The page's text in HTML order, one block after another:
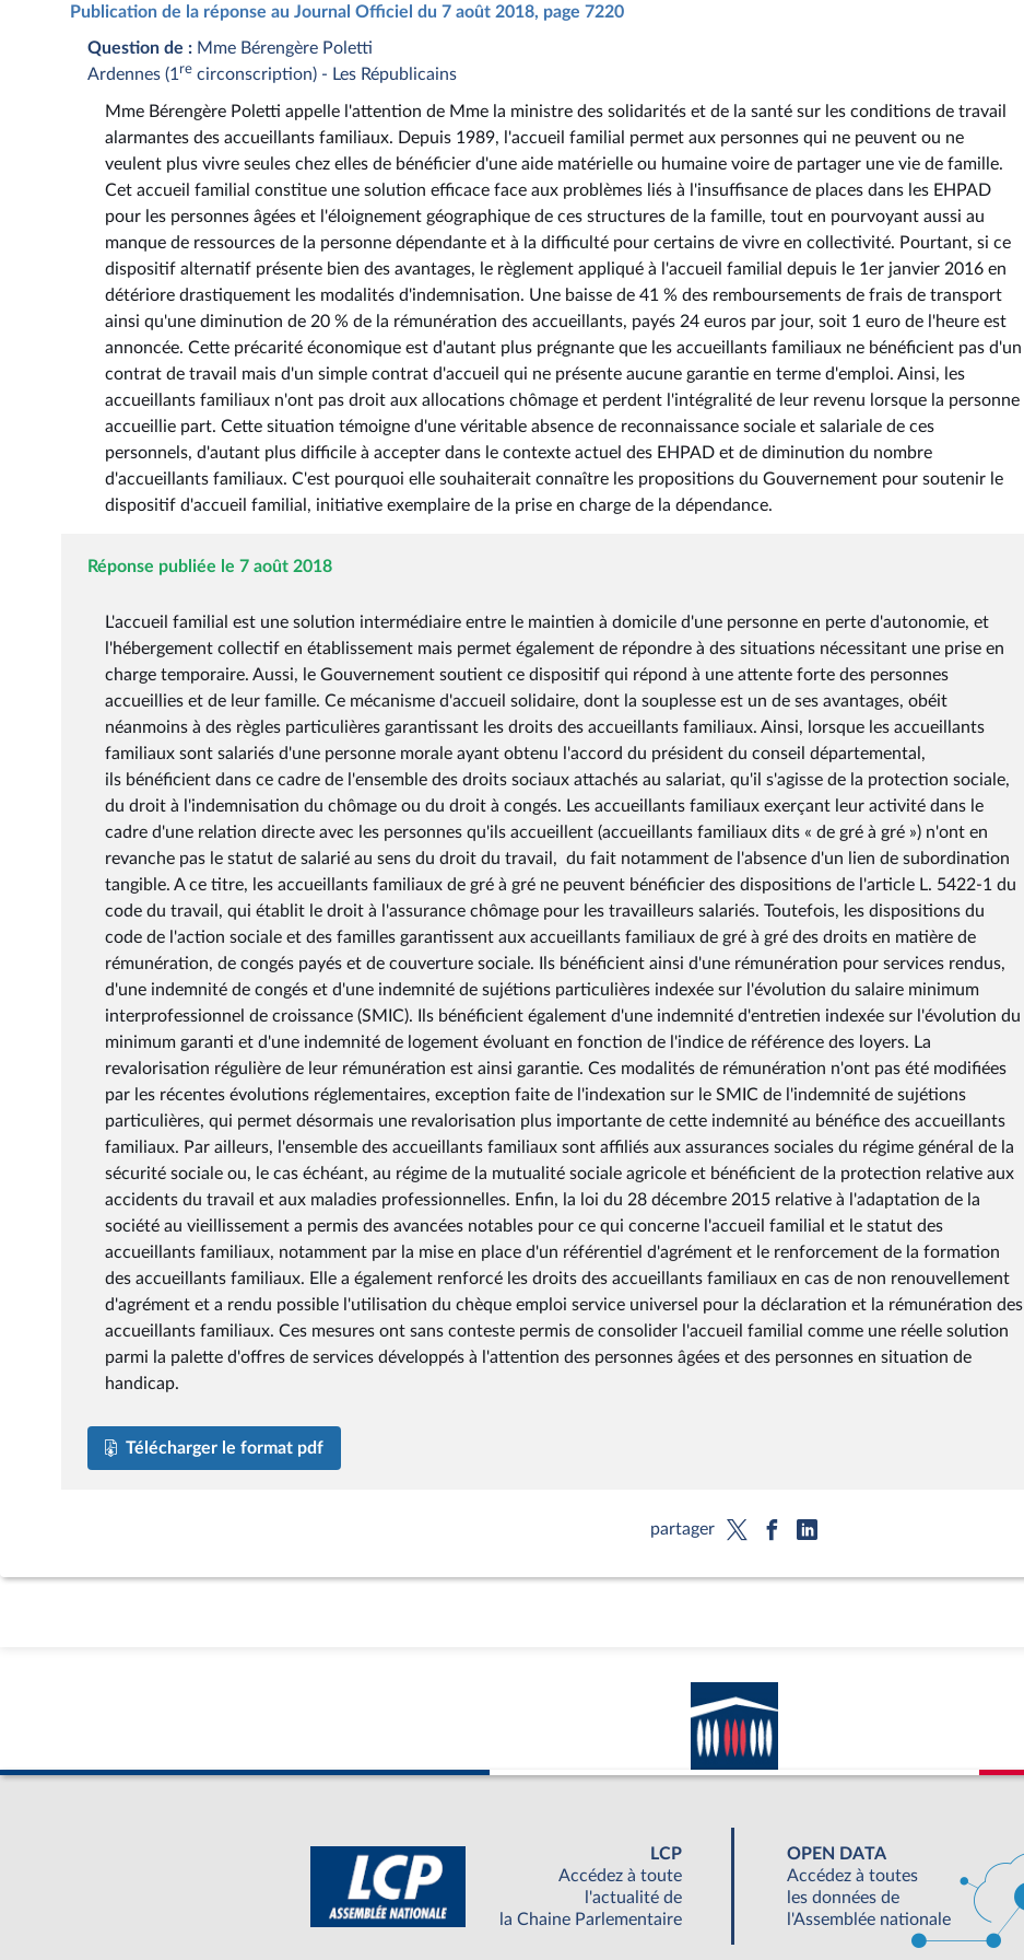
Publication de la réponse au Journal Officiel du 7 août 2018, page 7220
Question de : Mme Bérengère Poletti
Ardennes (1 re circonscription) - Les Républicains
Mme Bérengère Poletti appelle l'attention de Mme la ministre des solidarités et de la santé sur les conditions de travail
alarmantes des accueillants familiaux. Depuis 1989, l'accueil familial permet aux personnes qui ne peuvent ou ne
veulent plus vivre seules chez elles de bénéficier d'une aide matérielle ou humaine voire de partager une vie de famille.
Cet accueil familial constitue une solution efficace face aux problèmes liés à l'insuffisance de places dans les EHPAD
pour les personnes âgées et l'éloignement géographique de ces structures de la famille, tout en pourvoyant aussi au
manque de ressources de la personne dépendante et à la difficulté pour certains de vivre en collectivité. Pourtant, si ce
dispositif alternatif présente bien des avantages, le règlement appliqué à l'accueil familial depuis le 1er janvier 2016 en
détériore drastiquement les modalités d'indemnisation. Une baisse de 41 % des remboursements de frais de transport
ainsi qu'une diminution de 20 % de la rémunération des accueillants, payés 24 euros par jour, soit 1 euro de l'heure est
annoncée. Cette précarité économique est d'autant plus prégnante que les accueillants familiaux ne bénéficient pas d'un
contrat de travail mais d'un simple contrat d'accueil qui ne présente aucune garantie en terme d'emploi. Ainsi, les
accueillants familiaux n'ont pas droit aux allocations chômage et perdent l'intégralité de leur revenu lorsque la personne
accueillie part. Cette situation témoigne d'une véritable absence de reconnaissance sociale et salariale de ces
personnels, d'autant plus difficile à accepter dans le contexte actuel des EHPAD et de diminution du nombre
d'accueillants familiaux. C'est pourquoi elle souhaiterait connaître les propositions du Gouvernement pour soutenir le
dispositif d'accueil familial, initiative exemplaire de la prise en charge de la dépendance.
Réponse publiée le 7 août 2018
L'accueil familial est une solution intermédiaire entre le maintien à domicile d'une personne en perte d'autonomie, et
l'hébergement collectif en établissement mais permet également de répondre à des situations nécessitant une prise en
charge temporaire. Aussi, le Gouvernement soutient ce dispositif qui répond à une attente forte des personnes
accueillies et de leur famille. Ce mécanisme d'accueil solidaire, dont la souplesse est un de ses avantages, obéit
néanmoins à des règles particulières garantissant les droits des accueillants familiaux. Ainsi, lorsque les accueillants
familiaux sont salariés d'une personne morale ayant obtenu l'accord du président du conseil départemental,
ils bénéficient dans ce cadre de l'ensemble des droits sociaux attachés au salariat, qu'il s'agisse de la protection sociale,
du droit à l'indemnisation du chômage ou du droit à congés. Les accueillants familiaux exerçant leur activité dans le
cadre d'une relation directe avec les personnes qu'ils accueillent (accueillants familiaux dits « de gré à gré ») n'ont en
revanche pas le statut de salarié au sens du droit du travail, du fait notamment de l'absence d'un lien de subordination
tangible. A ce titre, les accueillants familiaux de gré à gré ne peuvent bénéficier des dispositions de l'article L. 5422-1 du
code du travail, qui établit le droit à l'assurance chômage pour les travailleurs salariés. Toutefois, les dispositions du
code de l'action sociale et des familles garantissent aux accueillants familiaux de gré à gré des droits en matière de
rémunération, de congés payés et de couverture sociale. Ils bénéficient ainsi d'une rémunération pour services rendus,
d'une indemnité de congés et d'une indemnité de sujétions particulières indexée sur l'évolution du salaire minimum
interprofessionnel de croissance (SMIC). Ils bénéficient également d'une indemnité d'entretien indexée sur l'évolution du
minimum garanti et d'une indemnité de logement évoluant en fonction de l'indice de référence des loyers. La
revalorisation régulière de leur rémunération est ainsi garantie. Ces modalités de rémunération n'ont pas été modifiées
par les récentes évolutions réglementaires, exception faite de l'indexation sur le SMIC de l'indemnité de sujétions
particulières, qui permet désormais une revalorisation plus importante de cette indemnité au bénéfice des accueillants
familiaux. Par ailleurs, l'ensemble des accueillants familiaux sont affiliés aux assurances sociales du régime général de la
sécurité sociale ou, le cas échéant, au régime de la mutualité sociale agricole et bénéficient de la protection relative aux
accidents du travail et aux maladies professionnelles. Enfin, la loi du 28 décembre 2015 relative à l'adaptation de la
société au vieillissement a permis des avancées notables pour ce qui concerne l'accueil familial et le statut des
accueillants familiaux, notamment par la mise en place d'un référentiel d'agrément et le renforcement de la formation
des accueillants familiaux. Elle a également renforcé les droits des accueillants familiaux en cas de non renouvellement
d'agrément et a rendu possible l'utilisation du chèque emploi service universel pour la déclaration et la rémunération des
accueillants familiaux. Ces mesures ont sans conteste permis de consolider l'accueil familial comme une réelle solution
parmi la palette d'offres de services développés à l'attention des personnes âgées et des personnes en situation de
handicap.
Télécharger le format pdf
partager
LCP
Accédez à toute
l'actualité de
la Chaine Parlementaire
OPEN DATA
Accédez à toutes
les données de
l'Assemblée nationale